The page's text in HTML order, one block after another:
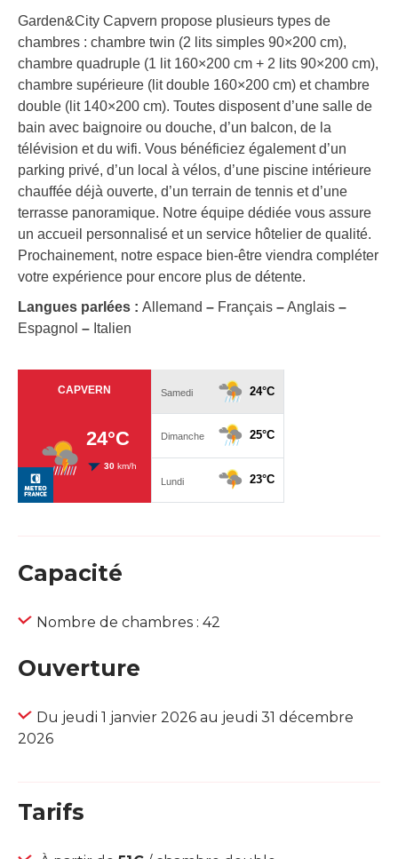
Garden&City Capvern propose plusieurs types de
chambres : chambre twin (2 lits simples 90×200 cm),
chambre quadruple (1 lit 160×200 cm + 2 lits 90×200 cm),
chambre supérieure (lit double 160×200 cm) et chambre
double (lit 140×200 cm). Toutes disposent d’une salle de
bain avec baignoire ou douche, d’un balcon, de la
télévision et du wifi. Vous bénéficiez également d’un
parking privé, d’un local à vélos, d’une piscine intérieure
chauffée déjà ouverte, d’un terrain de tennis et d’une
terrasse panoramique. Notre équipe dédiée vous assure
un accueil personnalisé et un service hôtelier de qualité.
Prochainement, notre espace bien-être viendra compléter
votre expérience pour encore plus de détente.
Langues parlées : Allemand – Français –Anglais –
Espagnol – Italien
Capacité
Nombre de chambres : 42
Ouverture
Du jeudi 1 janvier 2026 au jeudi 31 décembre
2026
Tarifs